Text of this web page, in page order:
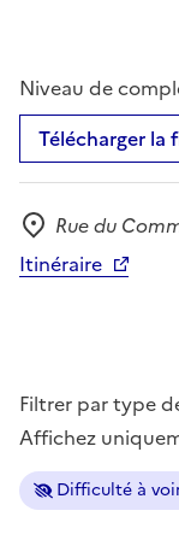
Niveau de
Télécharger la
Adresse
Rue du
Itinéraire
Filtrer par type
Affichez
Difficulté à